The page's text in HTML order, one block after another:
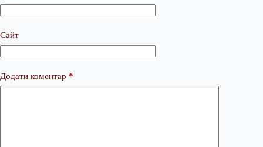
Сайт
Додати коментар *